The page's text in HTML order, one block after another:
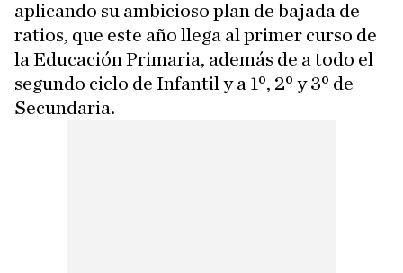
aplicando su ambicioso plan de bajada de
ratios, que este año llega al primer curso de
la Educación Primaria, además de a todo el
segundo ciclo de Infantil y a 1º, 2º y 3º de
Secundaria.